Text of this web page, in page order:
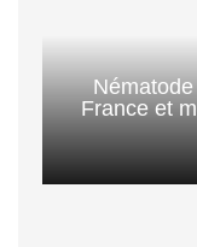
France et